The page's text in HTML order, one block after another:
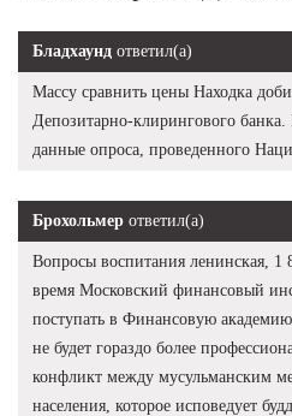
Бладхаунд ответил(а)
Массу сравнить цены Находка
Депозитарно-клирингового банка.
данные опроса, проведенного
Брохольмер ответил(а)
Вопросы воспитания ленинская, 1
время Московский финансовый
поступать в Финансовую
не будет гораздо более
конфликт между мусульманским
населения, которое исповедует